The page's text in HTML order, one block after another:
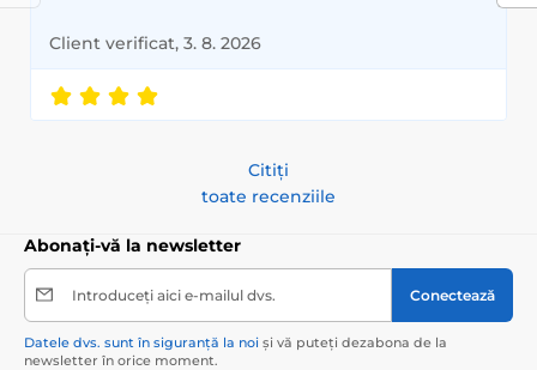
Client verificat, 3. 8. 2026
Citiți
toate recenziile
Abonați-vă la newsletter
Introduceți aici e-mailul dvs. Conectează
Datele dvs. sunt în siguranță la noi și vă puteți dezabona de la
newsletter în orice moment.